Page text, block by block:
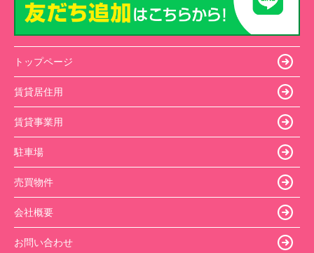
トップページ
賃貸居住用
賃貸事業用
駐車場
売買物件
会社概要
お問い合わせ